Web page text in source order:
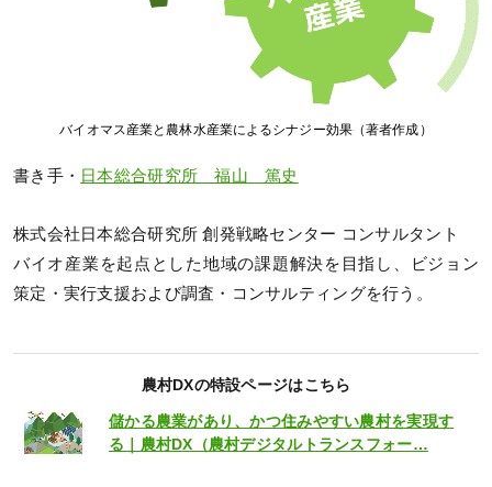
バイオマス産業と農林水産業によるシナジー効果（著者作成）
書き手・ 日本総合研究所 福山 篤史
株式会社日本総合研究所 創発戦略センター コンサルタント
バイオ産業を起点とした地域の課題解決を目指し、ビジョン
策定・実行支援および調査・コンサルティングを行う。
農村DXの特設ページはこちら
儲かる農業があり、かつ住みやすい農村を実現す
る｜農村DX（農村デジタルトランスフォー…